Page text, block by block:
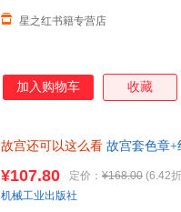
星之红书籍专营店
加入购物车 收藏
故宫还可以这么看 故宫套色章+
¥107.80 定价： ¥168.00 (6.42
机械工业出版社